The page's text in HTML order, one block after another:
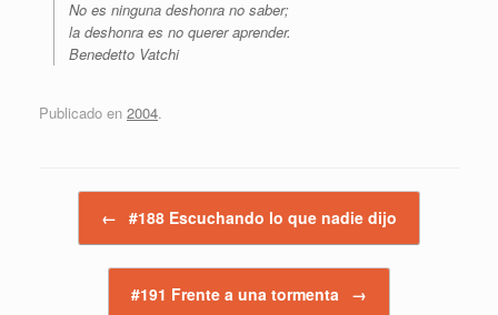
No es ninguna deshonra no saber;
la deshonra es no querer aprender.
Benedetto Vatchi
Publicado en 2004.
← #188 Escuchando lo que nadie dijo
#191 Frente a una tormenta →